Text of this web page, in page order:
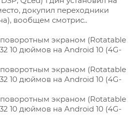
докупил переходники
вообщем смотрис..